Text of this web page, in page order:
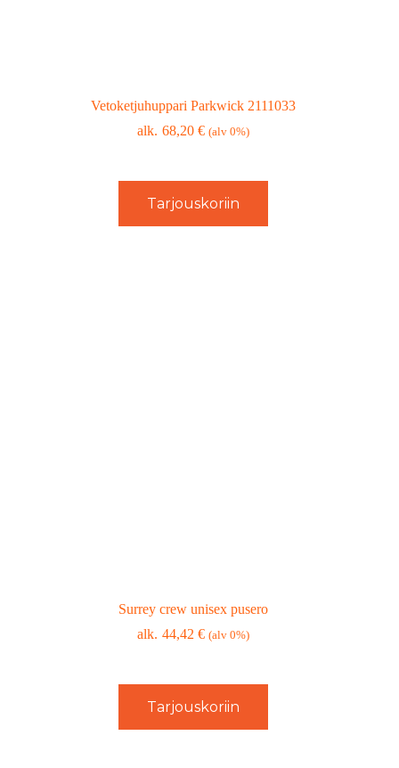
Vetoketjuhuppari Parkwick 2111033
68,20€ (alv 0%)
Tarjouskoriin
Surrey crew unisex pusero
44,42€ (alv 0%)
Tarjouskoriin